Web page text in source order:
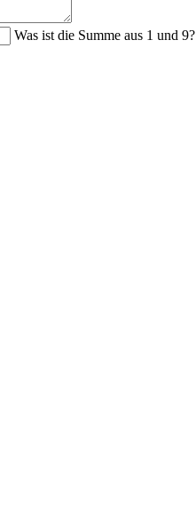
Was ist die Summe aus 1 und 9?